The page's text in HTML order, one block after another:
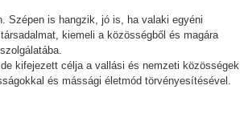
Szépen is hangzik, jó is, ha valaki egyéni
kiemeli a közösségből és magára
kifejezett célja a vallási és nemzeti közösségek
és mássági életmód törvényesítésével.